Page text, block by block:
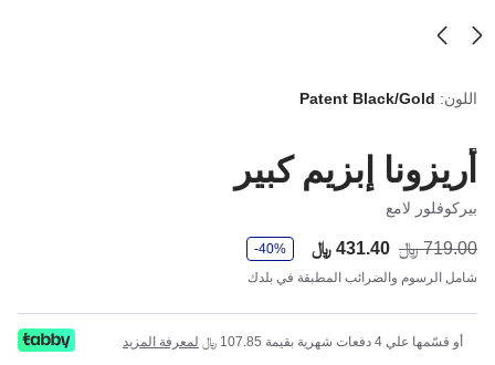
اللون: Patent Black/Gold
أريزونا إبزيم كبير
بيركوفلور لامع
719.00 ﷼ 431.40 ﷼
-40%
شامل الرسوم والضرائب المطبقة في بلدك
أو قسّمها علي 4 دفعات شهرية بقيمة 107.85 ﷼ لمعرفة المزيد